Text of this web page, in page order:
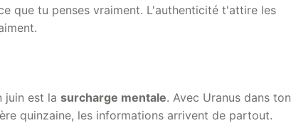
que tu penses vraiment. L'authenticité t'attire les
juin est la surcharge mentale. Avec Uranus dans ton
quinzaine, les informations arrivent de partout.